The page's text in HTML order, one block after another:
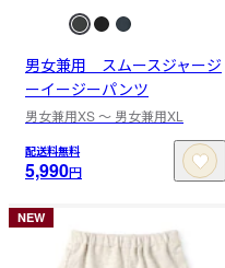
男女兼用 スムースジャージ
ーイージーパンツ
男女兼用XS 〜 男女兼用XL
配送料無料
5,990円
NEW